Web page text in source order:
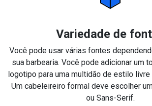
Variedade de
Você pode usar várias fontes
sua barbearia. Você pode adicionar um
logotipo para uma multidão de estilo
Um cabeleireiro formal deve escolher
ou Sans-Serif.